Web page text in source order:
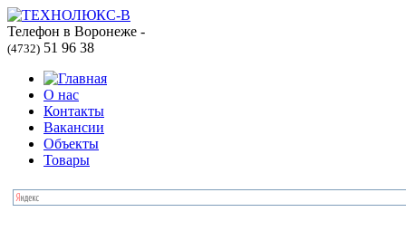
Телефон в Воронеже -
(4732) 51 96 38
О нас
Контакты
Вакансии
Объекты
Товары